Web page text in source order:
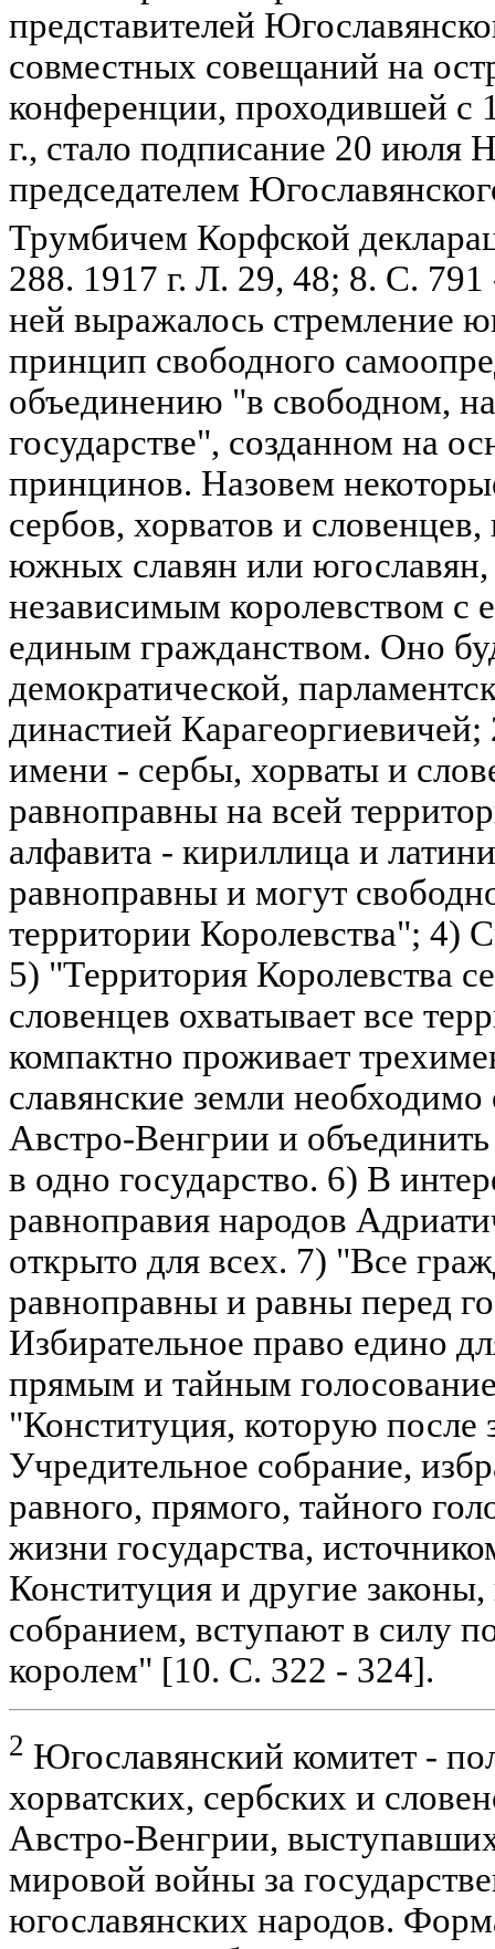
представителей
совместных совещаний на
конференции, проходившей с
г., стало подписание 20
председателем
Трумбичем Корфской
288. 1917 г. Л. 29, 48; 8. С.
ней выражалось стремление
принцип свободного
объединению "в свободном,
государстве", созданном на
принцинов. Назовем
сербов, хорватов и
южных славян или
независимым королевством с
единым гражданством. Оно
демократической,
династией
имени - сербы, хорваты и
равноправны на всей
алфавита - кириллица и
равноправны и могут
территории Королевства"; 4)
5) "Территория Королевства
словенцев охватывает все
компактно проживает
славянские земли необходимо
Австро-Венгрии и
в одно государство. 6) В
равноправия народов
открыто для всех. 7) "Все
равноправны и равны перед
Избирательное право едино
прямым и тайным
"Конституция, которую
Учредительное собрание,
равного, прямого, тайного
жизни государства,
Конституция и другие
собранием, вступают в силу
королем" [10. С. 322 - 324].
2 Югославянский комитет -
хорватских, сербских и
Австро-Венгрии,
мировой войны за
югославянских народов.